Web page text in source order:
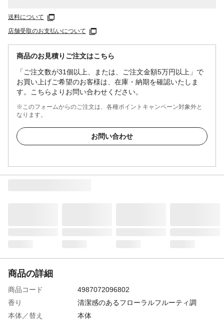
送料について
店舗受取のお支払いについて
商品のお見積りご注文はこちら
「ご注文数が31個以上、または、ご注文金額5万円以上」で
お買い上げご希望のお客様は、在庫・納期を確認いたしま
す。こちらよりお問い合わせください。
※このフォームからのご注文は、各種ポイントキャンペーン対象外と
なります。
お問い合わせ
商品の詳細
商品コード
4987072096802
香り
清潔感のあるフローラルフルーティ調
本体／替え
本体